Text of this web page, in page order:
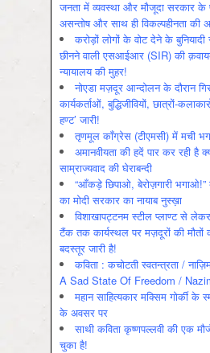
जनता में व्‍यवस्‍था और मौजूदा सरकार के
असन्‍तोष और साथ ही विकल्‍पहीनता की
करोड़ों लोगों के वोट देने के
छीनने वाली एसआईआर (SIR) की
न्यायालय की मुहर!
नोएडा मज़दूर आन्दोलन के दौरान
कार्यकर्ताओं, बुद्धिजीवियों, छात्रों-
हण्ट’ जारी!
तृणमूल काँग्रेस (टीएमसी) में मची
अमानवीयता की हदें पार कर रही है
साम्राज्यवाद की घेराबन्दी
“आँकड़े छिपाओ, बेरोज़गारी भगाओ!”
का मोदी सरकार का नायाब नुस्ख़ा
विशाखापट्टनम स्टील प्लाण्ट से
टैंक तक कार्यस्थल पर मज़दूरों की मौतों
बदस्तूर जारी है!
कविता : कचोटती स्वतन्त्रता /
A Sad State Of Freedom /
महान साहित्यकार मक्सिम गोर्की के
के अवसर पर
साथी कविता कृष्णपल्लवी की एक
चुका है!